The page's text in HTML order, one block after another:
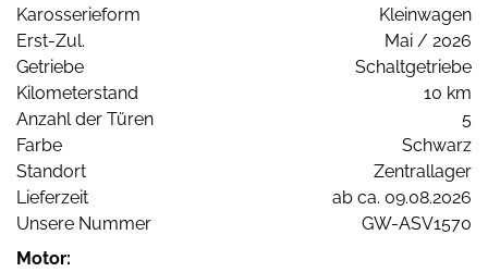
Karosserieform
Kleinwagen
Erst-Zul.
Mai / 2026
Getriebe
Schaltgetriebe
Kilometerstand
10 km
Anzahl der Türen
5
Farbe
Schwarz
Standort
Zentrallager
Lieferzeit
ab ca. 09.08.2026
Unsere Nummer
GW-ASV1570
Motor: